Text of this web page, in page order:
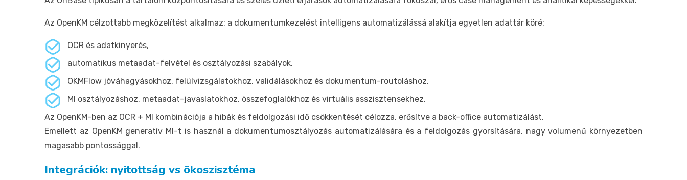
Az OpenKM célzottabb megközelítést alkalmaz: a dokumentumkezelést intelligens automatizálássá alakítja egyetlen adattár köré:
OCR és adatkinyerés,
automatikus metaadat-felvétel és osztályozási szabályok,
OKMFlow jóváhagyásokhoz, felülvizsgálatokhoz, validálásokhoz és dokumentum-routoláshoz,
MI osztályozáshoz, metaadat-javaslatokhoz, összefoglalókhoz és virtuális asszisztensekhez.
Az OpenKM-ben az OCR + MI kombinációja a hibák és feldolgozási idő csökkentését célozza, erősítve a back-office automatizálást.
Emellett az OpenKM generatív MI-t is használ a dokumentumosztályozás automatizálására és a feldolgozás gyorsítására, nagy volumenű környezetben
magasabb pontossággal.
Integrációk: nyitottság vs ökoszisztéma